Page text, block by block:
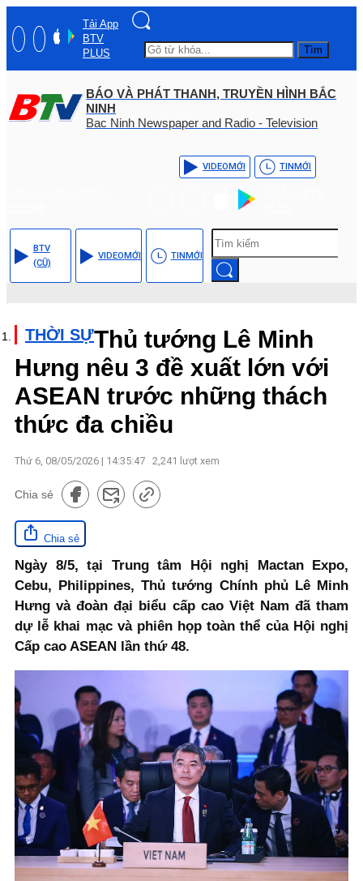
Tải App
BTV
PLUS
Tìm
BÁO VÀ PHÁT THANH, TRUYỀN HÌNH BẮC
NINH
Bac Ninh Newspaper and Radio - Television
VIDEOMỚI TINMỚI
BTV
(CŨ)
VIDEOMỚI TINMỚI
THỜI SỰThủ tướng Lê Minh
Hưng nêu 3 đề xuất lớn với
ASEAN trước những thách
thức đa chiều
Thứ 6, 08/05/2026 | 14:35:47 2,241 lượt xem
Chia sẻ
Chia sẻ
Ngày 8/5, tại Trung tâm Hội nghị Mactan Expo,
Cebu, Philippines, Thủ tướng Chính phủ Lê Minh
Hưng và đoàn đại biểu cấp cao Việt Nam đã tham
dự lễ khai mạc và phiên họp toàn thể của Hội nghị
Cấp cao ASEAN lần thứ 48.